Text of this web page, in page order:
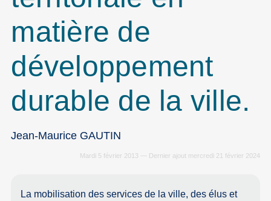
matière de
développement
durable de la ville.
Jean-Maurice GAUTIN
Mardi 5 février 2013 — Dernier ajout mercredi 21 février 2024
La mobilisation des services de la ville, des élus et